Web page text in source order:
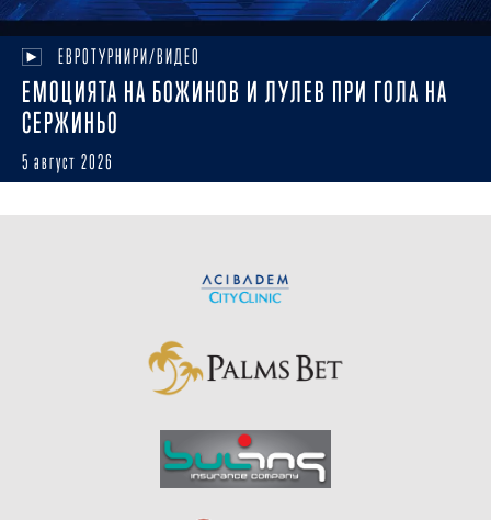
ЕВРОТУРНИРИ/ВИДЕО
ЕМОЦИЯТА НА БОЖИНОВ И ЛУЛЕВ ПРИ ГОЛА НА
СЕРЖИНЬО
5 август 2026